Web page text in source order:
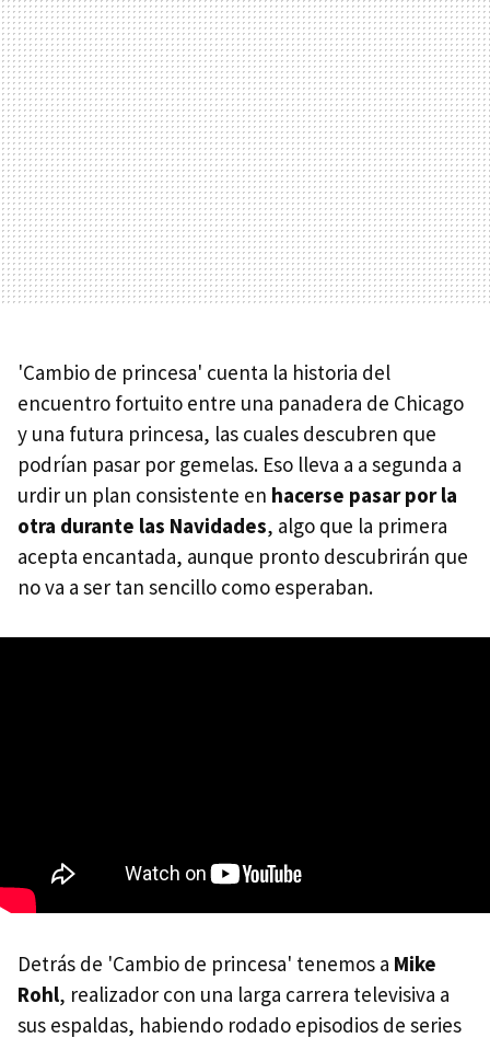
'Cambio de princesa' cuenta la historia del
encuentro fortuito entre una panadera de Chicago
y una futura princesa, las cuales descubren que
podrían pasar por gemelas. Eso lleva a a segunda a
urdir un plan consistente en hacerse pasar por la
otra durante las Navidades, algo que la primera
acepta encantada, aunque pronto descubrirán que
no va a ser tan sencillo como esperaban.
Detrás de 'Cambio de princesa' tenemos a Mike
Rohl, realizador con una larga carrera televisiva a
sus espaldas, habiendo rodado episodios de series